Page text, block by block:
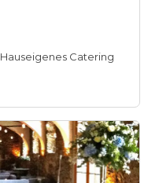
Hauseigenes Catering